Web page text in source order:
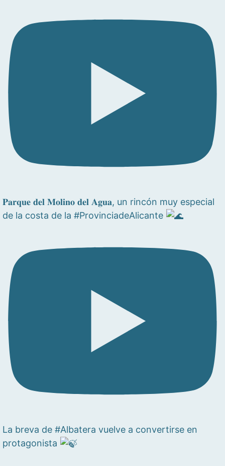
𝐏𝐚𝐫𝐪𝐮𝐞 𝐝𝐞𝐥 𝐌𝐨𝐥𝐢𝐧𝐨 𝐝𝐞𝐥 𝐀𝐠𝐮𝐚, un rincón muy especial
de la costa de la #ProvinciadeAlicante
La breva de #Albatera vuelve a convertirse en
protagonista